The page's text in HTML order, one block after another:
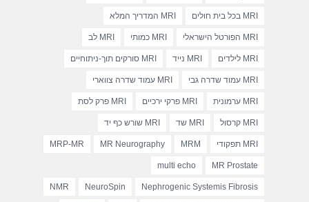
MRI בכל בית חולים MRI המדריך המלא
MRI הפורטל הישראלי MRI כמותי MRI לב
MRI לילדים MRI נייד MRI סורקים תוך-ניתוחיים
MRI עמוד שדרה גבי MRI עמוד שדרה צווארי
MRI ערמונית MRI פרקי ירכיים MRI פרק לסת
MRI קרסול MRI שד MRI שורש כף יד
MRI תפקודי MRM
MR Neurography
MRP-MR
MR Prostate
multi echo
Nephrogenic Systemis Fibrosis
NeuroSpin
NMR